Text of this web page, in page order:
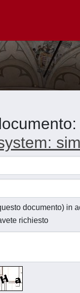
documento) in
richiesto